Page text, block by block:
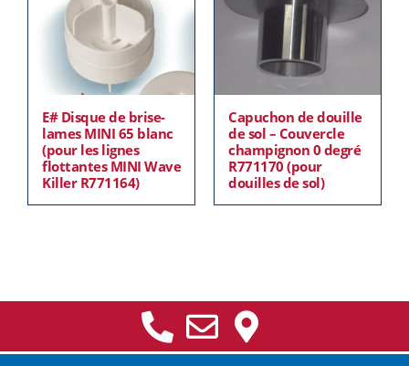
E# Disque de brise-
lames MINI 65 blanc
(pour les lignes
flottantes MINI Wave
Killer R771164)
Capuchon de douille
de sol – Couvercle
champignon 0 degré
R771170 (pour
douilles de sol)